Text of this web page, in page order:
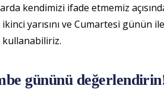
kendimizi ifade etmemiz
yarısını ve Cumartesi günün
kullanabiliriz.
gününü